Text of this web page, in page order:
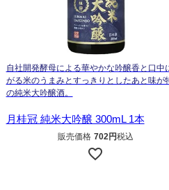
自社開発酵母による華やかな吟醸香と口中
がる米のうまみとすっきりとしたあと味が
の純米大吟醸酒。
月桂冠 純米大吟醸 300mL 1本
販売価格 702 税込